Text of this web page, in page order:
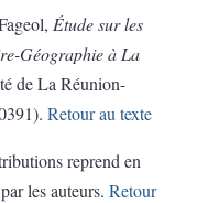
Étude sur les
Géographie à La
de La Réunion-
Retour au texte
reprend en
les auteurs. Retour